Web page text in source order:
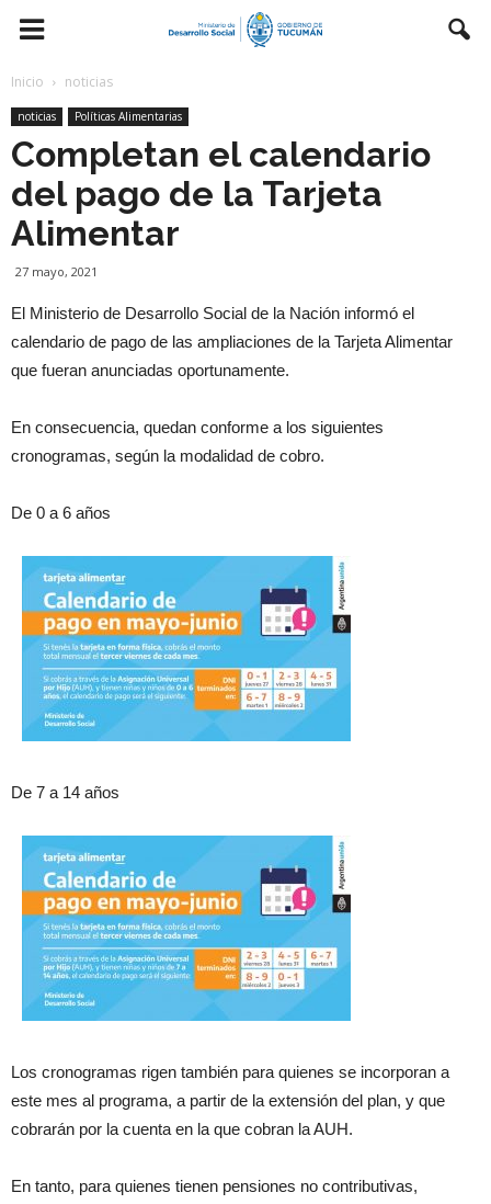
Inicio noticias
noticias Políticas Alimentarias
Completan el calendario
del pago de la Tarjeta
Alimentar
27 mayo, 2021
El Ministerio de Desarrollo Social de la Nación informó el
calendario de pago de las ampliaciones de la Tarjeta Alimentar
que fueran anunciadas oportunamente.
En consecuencia, quedan conforme a los siguientes
cronogramas, según la modalidad de cobro.
De 0 a 6 años
De 7 a 14 años
Los cronogramas rigen también para quienes se incorporan a
este mes al programa, a partir de la extensión del plan, y que
cobrarán por la cuenta en la que cobran la AUH.
En tanto, para quienes tienen pensiones no contributivas,